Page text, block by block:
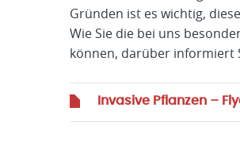
Gründen ist es wichtig,
Wie Sie die bei uns
können, darüber informiert
Invasive Pflanzen –